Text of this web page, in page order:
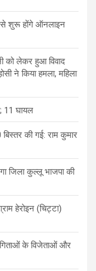
से शुरू होंगे ऑनलाइन
को लेकर हुआ विवाद
ने किया हमला, महिला
11 घायल
की गई: राम कुमार
जिला कुल्लू भाजपा की
हेरोइन (चिट्टा)
के विजेताओं और